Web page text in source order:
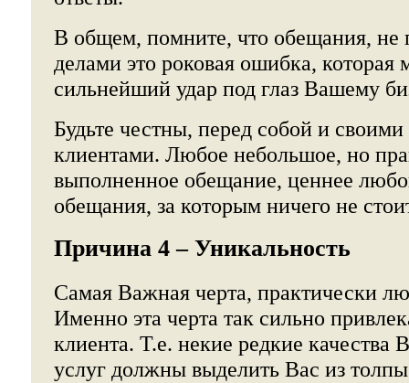
В общем, помните, что обещания, не
делами это роковая ошибка, которая
сильнейший удар под глаз Вашему
Будьте честны, перед собой и
клиентами. Любое небольшое, но
выполненное обещание, ценнее
обещания, за которым ничего не
Причина 4 – Уникальность
Самая Важная черта, практически
Именно эта черта так сильно
клиента. Т.е. некие редкие качества
услуг должны выделить Вас из